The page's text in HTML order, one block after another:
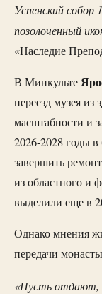
Успенский собор
позолоченный
«Наследие
В Минкульте
переезд музея из
масштабности и
2026-2028 годы
завершить
из областного и
выделили еще в
Однако мнения
передачи
«Пусть отдают,